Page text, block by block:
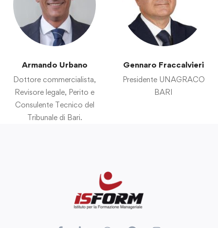
Armando Urbano
Dottore commercialista,
Revisore legale, Perito e
Consulente Tecnico del
Tribunale di Bari.
Gennaro Fraccalvieri
Presidente UNAGRACO
BARI